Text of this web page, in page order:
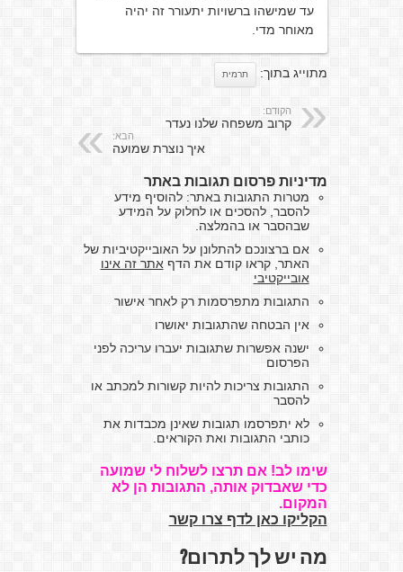
עד שמישהו ברשויות יתעורר זה יהיה
מאוחר מדי.
מתוייג בתוך: תרמית
הקודם:
קרוב משפחה שלנו נעדר
הבא:
איך נוצרת שמועה
מדיניות פרסום תגובות באתר
מטרות התגובות באתר: להוסיף מידע
להסבר, להסכים או לחלוק על המידע
שבהסבר או בהמלצה.
אם ברצונכם להתלונן על האובייקטיביות של
האתר, קראו קודם את הדף אתר זה אינו
אובייקטיבי
התגובות מתפרסמות רק לאחר אישור
אין הבטחה שהתגובות יאושרו
ישנה אפשרות שתגובות יעברו עריכה לפני
הפרסום
התגובות צריכות להיות קשורות למכתב או
להסבר
לא יתפרסמו תגובות שאינן מכבדות את
כותבי התגובות ואת הקוראים.
שימו לב! אם תרצו לשלוח לי שמועה
כדי שאבדוק אותה, התגובות הן לא
המקום.
הקליקו כאן לדף צרו קשר
מה יש לך לתרום?